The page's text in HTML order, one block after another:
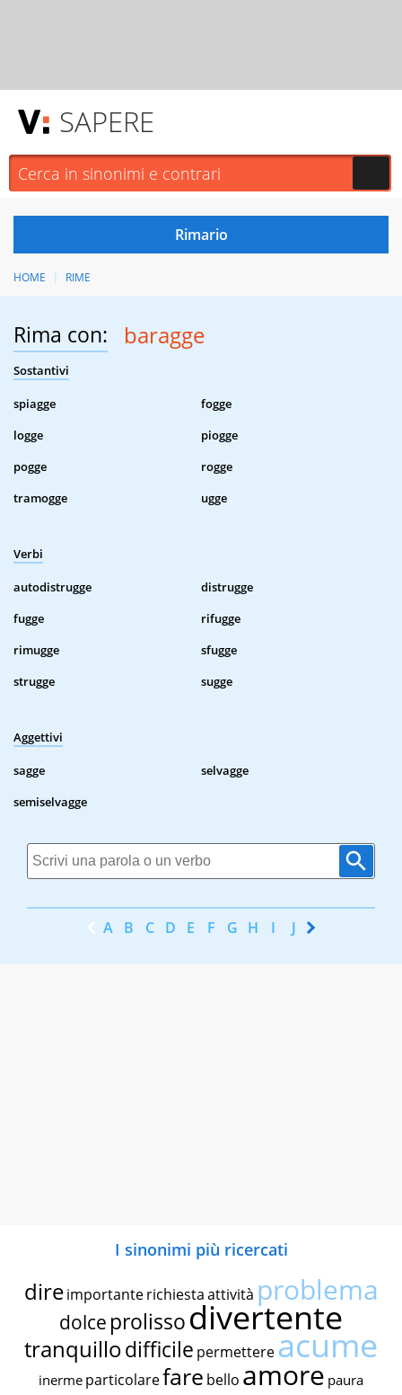
SAPERE
HOME RIME
Rima con: baragge
Sostantivi
spiagge
fogge
logge
piogge
pogge
rogge
tramogge
ugge
Verbi
autodistrugge
distrugge
fugge
rifugge
rimugge
sfugge
strugge
sugge
Aggettivi
sagge
selvagge
semiselvagge
A B C D E F G H I J K
I sinonimi più ricercati
dire importante richiestaattività problema
dolce prolissodivertente
tranquillodifficile permettereacume
inerme particolarefare bello amore paura